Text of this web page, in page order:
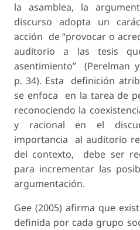
la asamblea, la
discurso adopta un
acción de “provocar o
auditorio a las tesis
asentimiento” (Perelman
p. 34). Esta definición
se enfoca en la tarea de
reconociendo la
y racional en el
importancia al auditorio
del contexto, debe ser
para incrementar las
argumentación.
Gee (2005) afirma que
definida por cada grupo